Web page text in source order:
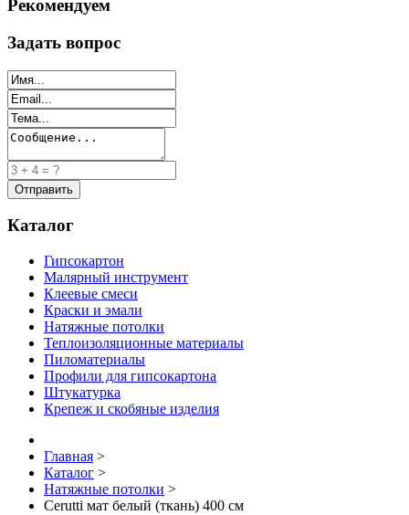
Рекомендуем
Задать вопрос
Каталог
Гипсокартон
Малярный инструмент
Клеевые смеси
Краски и эмали
Натяжные потолки
Теплоизоляционные материалы
Пиломатериалы
Профили для гипсокартона
Штукатурка
Крепеж и скобяные изделия
Главная >
Каталог >
Натяжные потолки >
Cerutti мат белый (ткань) 400 см